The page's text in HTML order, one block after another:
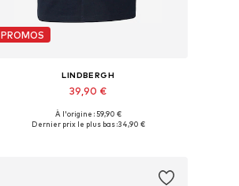
PROMOS
LINDBERGH
39,90 €
Tailles disponibles: S, M, L, XXL
À l'origine : 59,90 €
Dernier prix le plus bas :34,90 €